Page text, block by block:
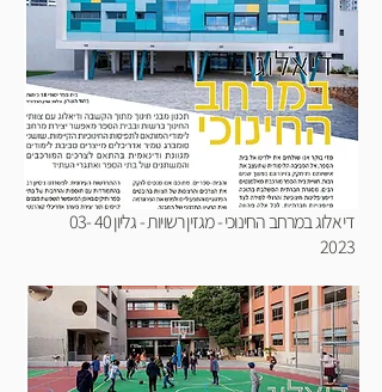
דיאלוג במרחב החינוכי - מגזין רשויות - גליון
40 03-
2023